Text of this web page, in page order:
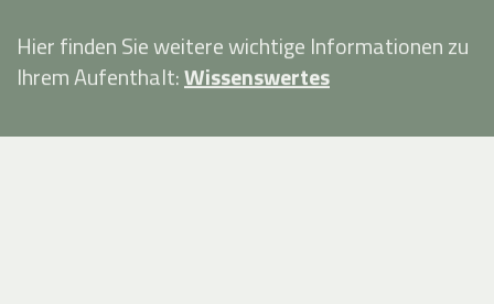
Hier finden Sie weitere wichtige Informationen zu
Ihrem Aufenthalt:Wissenswertes